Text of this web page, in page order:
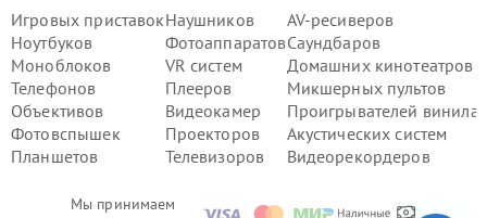
Мы принимаем
Игровых приставок
Ноутбуков
Моноблоков
Телефонов
Объективов
Фотовспышек
Планшетов
Наушников
Фотоаппаратов
VR систем
Плееров
Видеокамер
Проекторов
Телевизоров
AV-ресиверов
Саундбаров
Домашних кинотеатров
Микшерных пультов
Проигрывателей винила
Акустических систем
Видеорекордеров
FZ21SR в г.Самара
Ремонт ноутбука Sony VAIO VGN-
FZ21SR в г.Пермь
Ремонт ноутбука Sony VAIO VGN-
FZ21SR в г.Красноярск
Ремонт ноутбука Sony VAIO VGN-
FZ21SR в г.
Ремонт ноутбука Sony VAIO VGN-
FZ21SR в г.